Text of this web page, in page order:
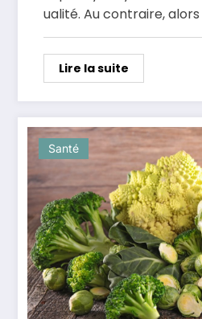
ualité. Au contraire,
Lire la suite
Santé